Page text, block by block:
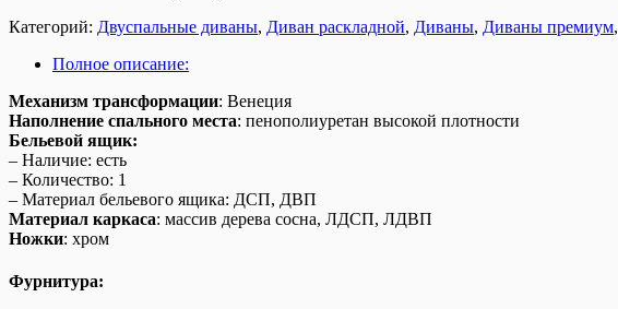
Категорий: Двуспальные диваны, Диван раскладной, Диваны, Диваны премиум,
Полное описание:
Механизм трансформации: Венеция
Наполнение спального места: пенополиуретан высокой плотности
Бельевой ящик:
– Наличие: есть
– Количество: 1
– Материал бельевого ящика: ДСП, ДВП
Материал каркаса: массив дерева сосна, ЛДСП, ЛДВП
Ножки: хром
Фурнитура: